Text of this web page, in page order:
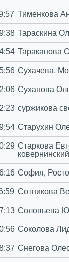
Тименкова
Тараскина
Тараканова
Сухачева,
Суханова
суржикова
Старухин
Старкова
София,
Сотникова
Соловьева
Соколова
Снегова